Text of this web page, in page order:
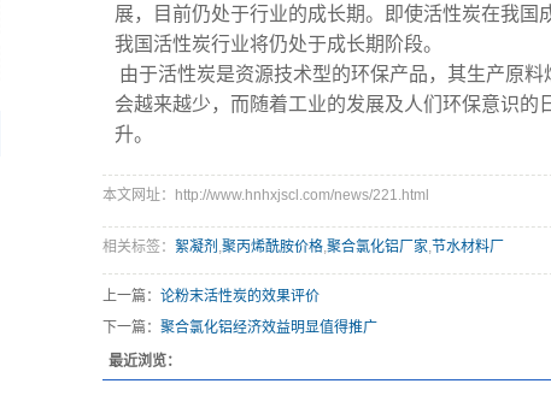
展，目前仍处于行业的成长期。即使活性炭在我
我国活性炭行业将仍处于成长期阶段。
由于活性炭是资源技术型的环保产品，其生产原
会越来越少，而随着工业的发展及人们环保意识
升。
本文网址：http://www.hnhxjscl.com/news/221.html
相关标签： 絮凝剂 ,聚丙烯酰胺价格,聚合氯化铝厂家,节水材料厂
上一篇： 论粉末活性炭的效果评价
下一篇： 聚合氯化铝经济效益明显值得推广
最近浏览：